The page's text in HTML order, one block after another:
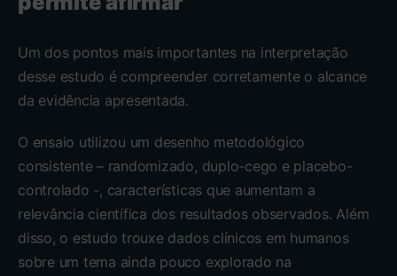
Um dos pontos mais importantes na interpretação
desse estudo é compreender corretamente o alcance
da evidência apresentada.
O ensaio utilizou um desenho metodológico
consistente – randomizado, duplo-cego e placebo-
controlado -, características que aumentam a
relevância científica dos resultados observados. Além
disso, o estudo trouxe dados clínicos em humanos
sobre um tema ainda pouco explorado na